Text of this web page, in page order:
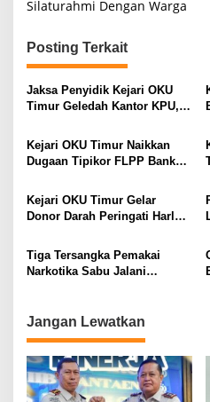
Silaturahmi Dengan Warga
Posting Terkait
Jaksa Penyidik Kejari OKU
Timur Geledah Kantor KPU,
Penyimpangan Dana Hibah
Pilkada
Kejari OKU Timur Naikkan
Dugaan Tipikor FLPP Bank
Penyidikan
Kejari OKU Timur Gelar
Donor Darah Peringati Harlah
Tiga Tersangka Pemakai
Narkotika Sabu Jalani
Jangan Lewatkan